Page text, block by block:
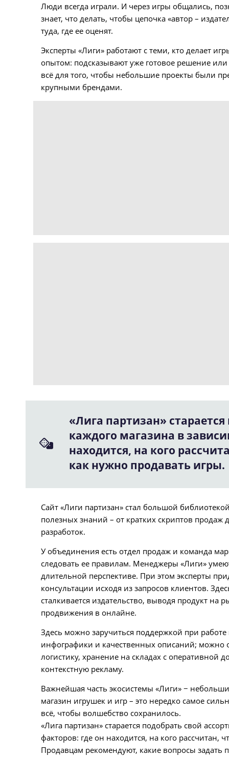
Люди всегда играли. И через игры общались,
знает, что делать, чтобы цепочка «автор –
туда, где ее оценят.
Эксперты «Лиги» работают с теми, кто делает
опытом: подсказывают уже готовое решение
всё для того, чтобы небольшие проекты были
крупными брендами.
«Лига партизан»
каждого магазина в
находится, на кого
как нужно продавать игры.
Сайт «Лиги партизан» стал большой
полезных знаний – от кратких скриптов продаж
разработок.
У объединения есть отдел продаж и команда
следовать ее правилам. Менеджеры «Лиги»
длительной перспективе. При этом эксперты
консультации исходя из запросов клиентов.
сталкивается издательство, выводя продукт
продвижения в онлайне.
Здесь можно заручиться поддержкой при
инфографики и качественных описаний; можно
логистику, хранение на складах с оперативной
контекстную рекламу.
Важнейшая часть экосистемы «Лиги» −
магазин игрушек и игр – это нередко самое
всё, чтобы волшебство сохранилось.
«Лига партизан» старается подобрать свой
факторов: где он находится, на кого рассчитан,
Продавцам рекомендуют, какие вопросы задать